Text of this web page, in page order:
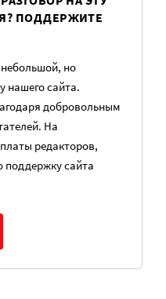
ПОДДЕРЖИТЕ
но
нашего сайта.
добровольным
На
редакторов,
поддержку сайта